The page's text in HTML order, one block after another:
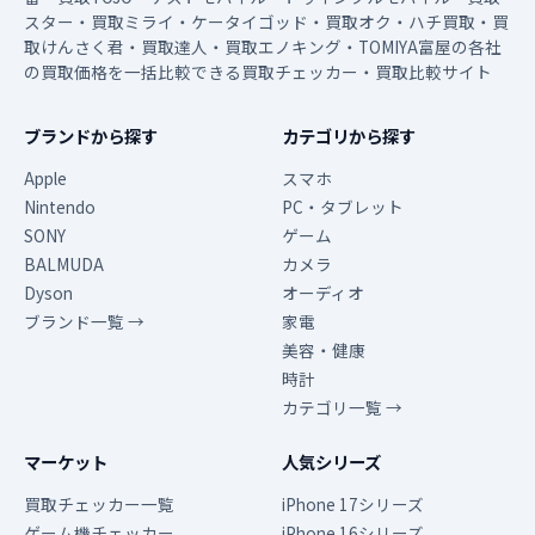
スター・買取ミライ・ケータイゴッド・買取オク・ハチ買取・買
取けんさく君・買取達人・買取エノキング・TOMIYA富屋の各社
の買取価格を一括比較できる買取チェッカー・買取比較サイト
ブランドから探す
Apple
Nintendo
SONY
BALMUDA
Dyson
ブランド一覧 →
カテゴリから探す
スマホ
PC・タブレット
ゲーム
カメラ
オーディオ
家電
美容・健康
時計
カテゴリ一覧 →
マーケット
買取チェッカー一覧
人気シリーズ
iPhone 17シリーズ